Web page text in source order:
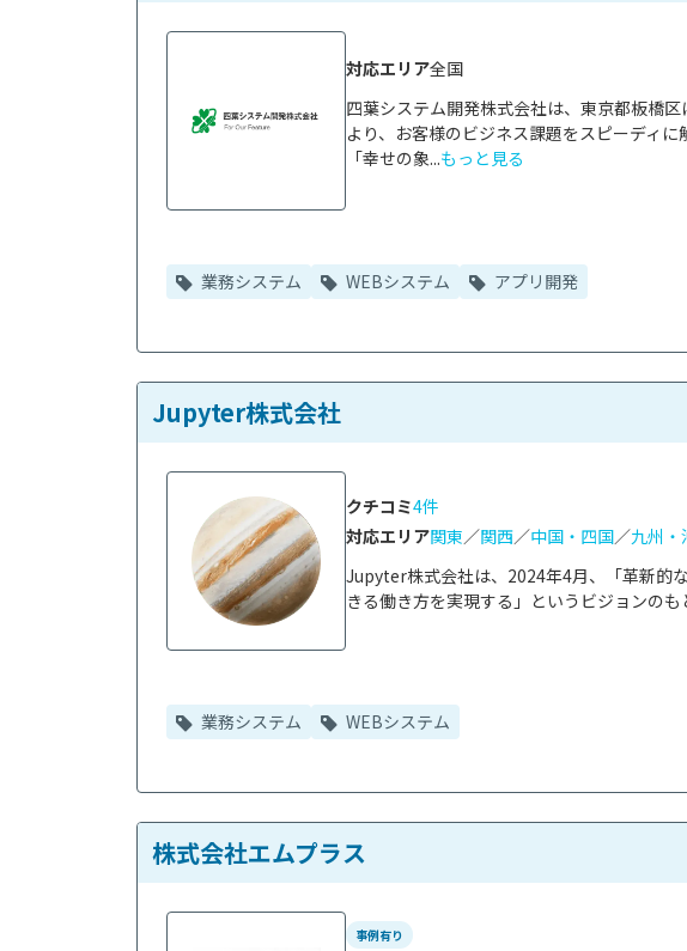
四葉システム開発株式会社は、東京都板橋
より、お客様のビジネス課題をスピーディに
「幸せの象...もっと見る
対応エリア全国
業務システム WEBシステム アプリ開発
Jupyter株式会社
Jupyter株式会社は、2024年4月、「革新的
きる働き方を実現する」というビジョンの
クチコミ4件
対応エリア関東／関西／中国・四国／九州・
業務システム WEBシステム
株式会社エムプラス
事例有り